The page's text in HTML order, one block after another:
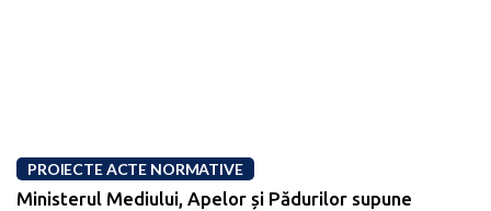
PROIECTE ACTE NORMATIVE
Ministerul Mediului, Apelor și Pădurilor supune